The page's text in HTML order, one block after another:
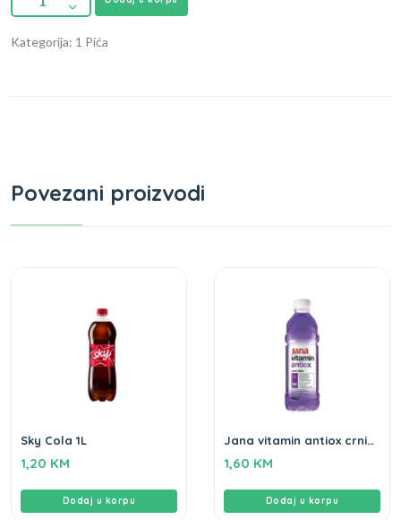
Kategorija: 1 Pića
Povezani proizvodi
Sky Cola 1L
1,20 KM
Dodaj u korpu
Jana vitamin antiox crni
1,60 KM
Dodaj u korpu